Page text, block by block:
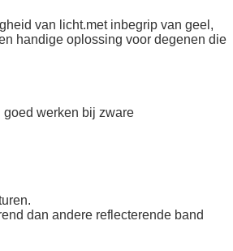
van licht.met inbegrip van geel,
handige oplossing voor degenen die
werken bij zware
dan andere reflecterende band